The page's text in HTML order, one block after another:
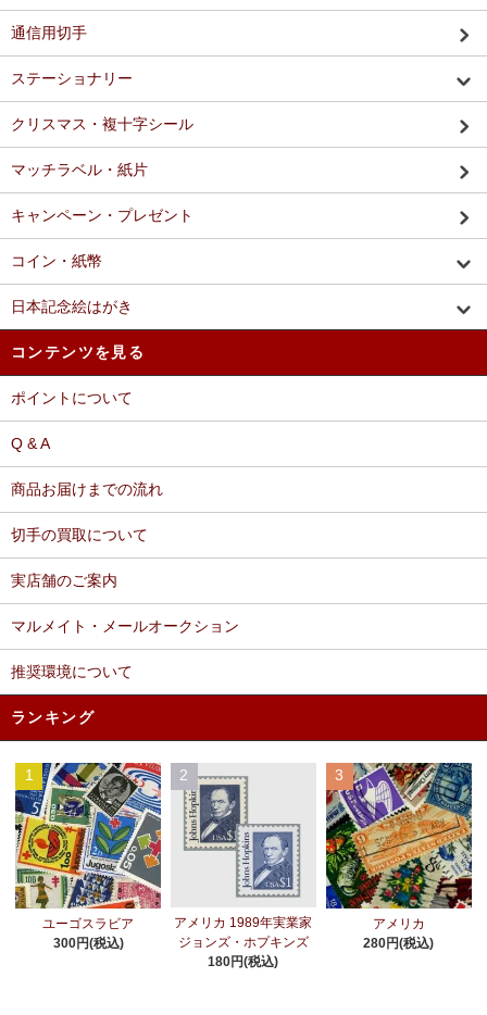
通信用切手
ステーショナリー
クリスマス・複十字シール
マッチラベル・紙片
キャンペーン・プレゼント
コイン・紙幣
日本記念絵はがき
コンテンツを見る
ポイントについて
Q & A
商品お届けまでの流れ
切手の買取について
実店舗のご案内
マルメイト・メールオークション
推奨環境について
ランキング
1
ユーゴスラビア
300円(税込)
2
アメリカ 1989年実業家
ジョンズ・ホプキンズ
180円(税込)
3
アメリカ
280円(税込)